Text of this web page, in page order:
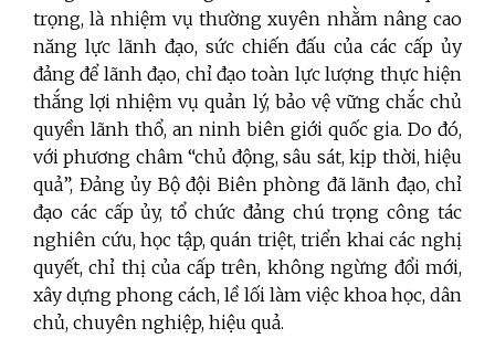
trọng, là nhiệm vụ thường xuyên nhằm nâng cao
năng lực lãnh đạo, sức chiến đấu của các cấp ủy
đảng để lãnh đạo, chỉ đạo toàn lực lượng thực hiện
thắng lợi nhiệm vụ quản lý, bảo vệ vững chắc chủ
quyền lãnh thổ, an ninh biên giới quốc gia. Do đó,
với phương châm “chủ động, sâu sát, kịp thời, hiệu
quả”, Đảng ủy Bộ đội Biên phòng đã lãnh đạo, chỉ
đạo các cấp ủy, tổ chức đảng chú trọng công tác
nghiên cứu, học tập, quán triệt, triển khai các nghị
quyết, chỉ thị của cấp trên, không ngừng đổi mới,
xây dựng phong cách, lề lối làm việc khoa học, dân
chủ, chuyên nghiệp, hiệu quả.